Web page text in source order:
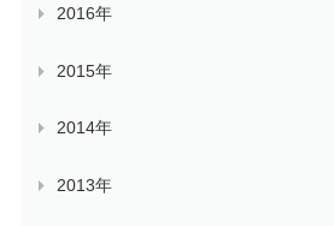
2016年
2015年
2014年
2013年